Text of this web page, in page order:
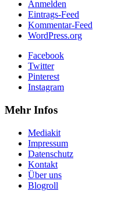
Anmelden
Eintrags-Feed
Kommentar-Feed
WordPress.org
Facebook
Twitter
Pinterest
Instagram
Mehr Infos
Mediakit
Impressum
Datenschutz
Kontakt
Über uns
Blogroll